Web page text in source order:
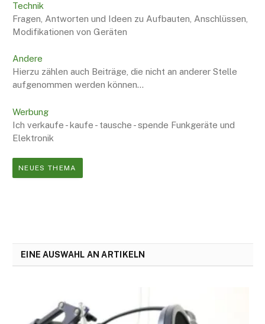
Technik
Fragen, Antworten und Ideen zu Aufbauten, Anschlüssen,
Modifikationen von Geräten
Andere
Hierzu zählen auch Beiträge, die nicht an anderer Stelle
aufgenommen werden können...
Werbung
Ich verkaufe - kaufe - tausche - spende Funkgeräte und
Elektronik
NEUES THEMA
EINE AUSWAHL AN ARTIKELN